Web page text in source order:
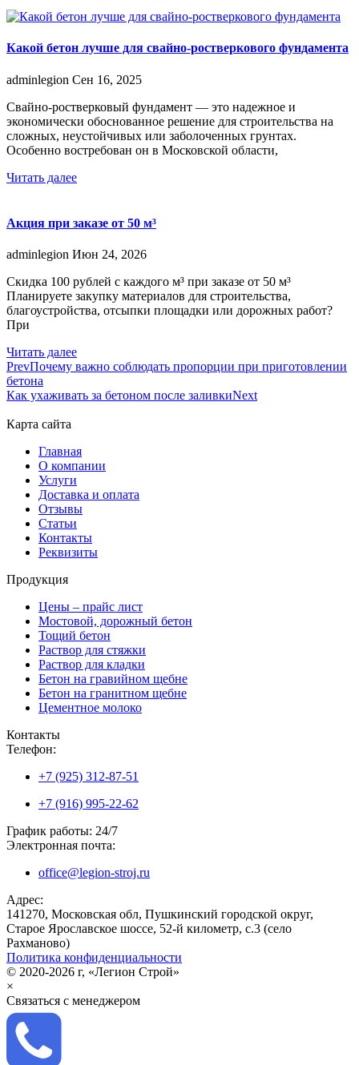
Какой бетон лучше для свайно-ростверкового фундамента
adminlegion Сен 16, 2025
Свайно-ростверковый фундамент — это надежное и
экономически обоснованное решение для строительства на
сложных, неустойчивых или заболоченных грунтах.
Особенно востребован он в Московской области,
Читать далее
Акция при заказе от 50 м³
adminlegion Июн 24, 2026
Скидка 100 рублей с каждого м³ при заказе от 50 м³
Планируете закупку материалов для строительства,
благоустройства, отсыпки площадки или дорожных работ?
При
Читать далее
PrevПочему важно соблюдать пропорции при приготовлении
бетона
Как ухаживать за бетоном после заливкиNext
Карта сайта
Главная
О компании
Услуги
Доставка и оплата
Отзывы
Статьи
Контакты
Реквизиты
Продукция
Цены – прайс лист
Мостовой, дорожный бетон
Тощий бетон
Раствор для стяжки
Раствор для кладки
Бетон на гравийном щебне
Бетон на гранитном щебне
Цементное молоко
Контакты
Телефон:
+7 (925) 312-87-51
+7 (916) 995-22-62
График работы: 24/7
Электронная почта:
office@legion-stroj.ru
Адрес:
141270, Московская обл, Пушкинский городской округ,
Старое Ярославское шоссе, 52-й километр, с.3 (село
Рахманово)
Политика конфиденциальности
© 2020-2026 г, «Легион Строй»
×
Связаться с менеджером